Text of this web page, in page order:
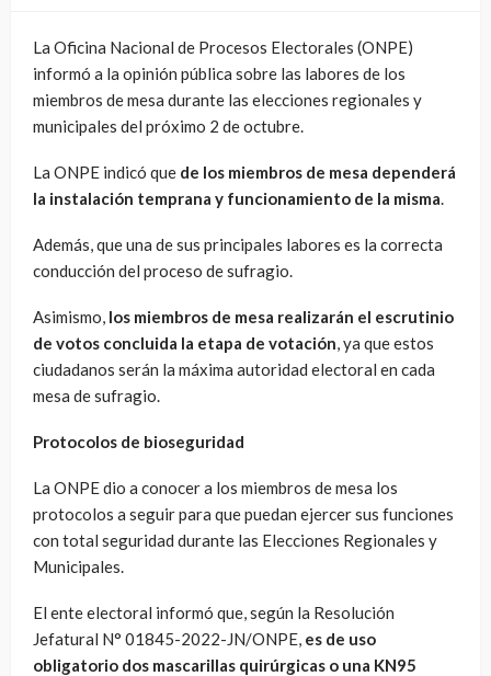
La Oficina Nacional de Procesos Electorales (ONPE)
informó a la opinión pública sobre las labores de los
miembros de mesa durante las elecciones regionales y
municipales del próximo 2 de octubre.
La ONPE indicó que de los miembros de mesa dependerá
la instalación temprana y funcionamiento de la misma.
Además, que una de sus principales labores es la correcta
conducción del proceso de sufragio.
Asimismo, los miembros de mesa realizarán el escrutinio
de votos concluida la etapa de votación, ya que estos
ciudadanos serán la máxima autoridad electoral en cada
mesa de sufragio.
Protocolos de bioseguridad
La ONPE dio a conocer a los miembros de mesa los
protocolos a seguir para que puedan ejercer sus funciones
con total seguridad durante las Elecciones Regionales y
Municipales.
El ente electoral informó que, según la Resolución
Jefatural N° 01845-2022-JN/ONPE, es de uso
obligatorio dos mascarillas quirúrgicas o una KN95